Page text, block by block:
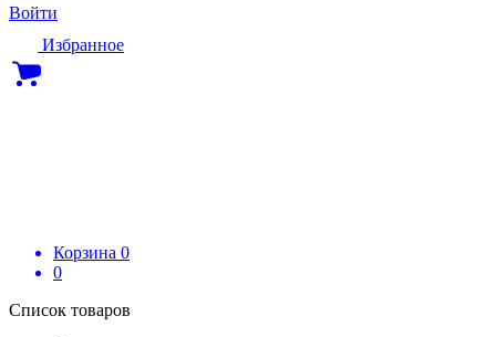
Войти
Избранное
Корзина 0
0
Список товаров